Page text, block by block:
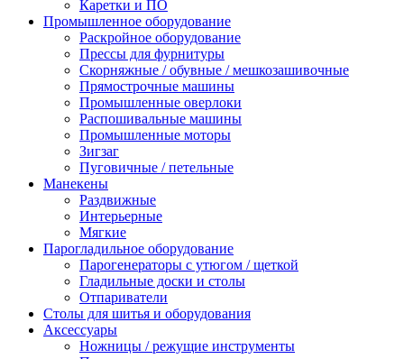
Каретки и ПО
Промышленное оборудование
Раскройное оборудование
Прессы для фурнитуры
Скорняжные / обувные / мешкозашивочные
Прямострочные машины
Промышленные оверлоки
Распошивальные машины
Промышленные моторы
Зигзаг
Пуговичные / петельные
Манекены
Раздвижные
Интерьерные
Мягкие
Парогладильное оборудование
Парогенераторы с утюгом / щеткой
Гладильные доски и столы
Отпариватели
Столы для шитья и оборудования
Аксессуары
Ножницы / режущие инструменты